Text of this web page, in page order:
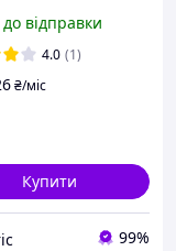
до відправки
4.0 (1)
₴/міс
Купити
99%